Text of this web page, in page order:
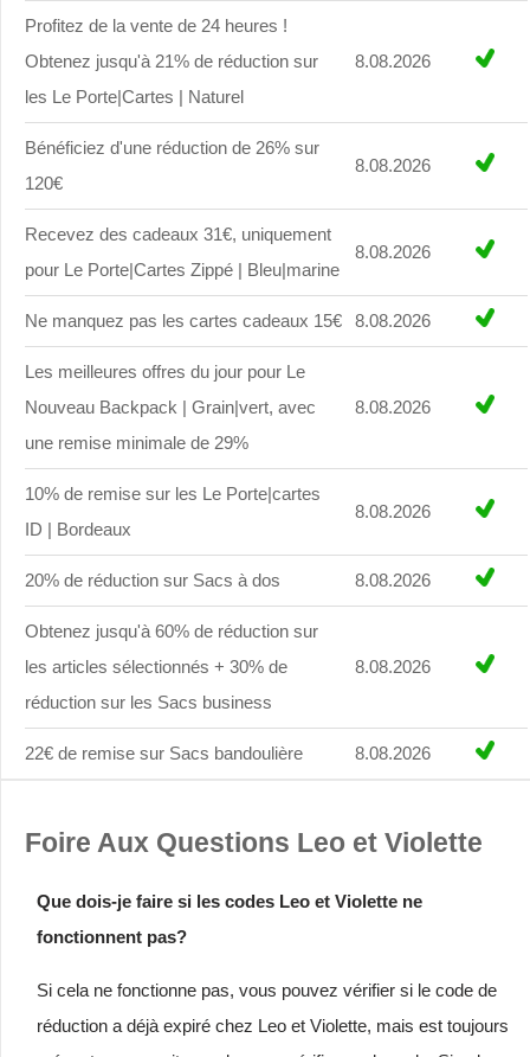
Profitez de la vente de 24 heures !
Obtenez jusqu'à 21% de réduction sur
les Le Porte|Cartes | Naturel
8.08.2026
Bénéficiez d'une réduction de 26% sur
120€
8.08.2026
Recevez des cadeaux 31€, uniquement
pour Le Porte|Cartes Zippé | Bleu|marine
8.08.2026
Ne manquez pas les cartes cadeaux 15€ 8.08.2026
Les meilleures offres du jour pour Le
Nouveau Backpack | Grain|vert, avec
une remise minimale de 29%
8.08.2026
10% de remise sur les Le Porte|cartes
ID | Bordeaux
8.08.2026
20% de réduction sur Sacs à dos 8.08.2026
Obtenez jusqu'à 60% de réduction sur
les articles sélectionnés + 30% de
réduction sur les Sacs business
8.08.2026
22€ de remise sur Sacs bandoulière 8.08.2026
Foire Aux Questions Leo et Violette
Que dois-je faire si les codes Leo et Violette ne
fonctionnent pas?
Si cela ne fonctionne pas, vous pouvez vérifier si le code de
réduction a déjà expiré chez Leo et Violette, mais est toujours